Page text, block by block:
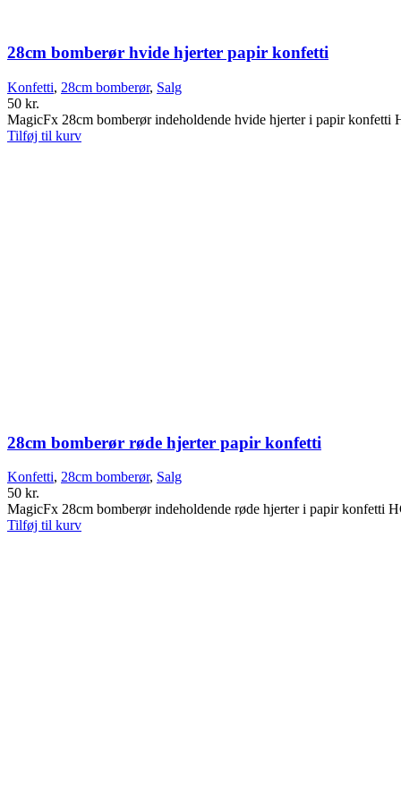
28cm bomberør hvide hjerter papir konfetti
Konfetti, 28cm bomberør, Salg
50 kr.
MagicFx 28cm bomberør indeholdende hvide hjerter i papir konfetti
Tilføj til kurv
28cm bomberør røde hjerter papir konfetti
Konfetti, 28cm bomberør, Salg
50 kr.
MagicFx 28cm bomberør indeholdende røde hjerter i papir konfetti
Tilføj til kurv